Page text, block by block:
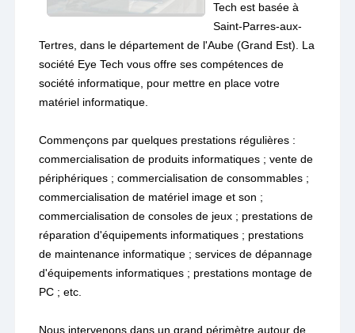
Tech est basée à
Saint-Parres-aux-
Tertres, dans le département de l'Aube (Grand Est). La
société Eye Tech vous offre ses compétences de
société informatique, pour mettre en place votre
matériel informatique.
Commençons par quelques prestations régulières :
commercialisation de produits informatiques ; vente de
périphériques ; commercialisation de consommables ;
commercialisation de matériel image et son ;
commercialisation de consoles de jeux ; prestations de
réparation d'équipements informatiques ; prestations
de maintenance informatique ; services de dépannage
d'équipements informatiques ; prestations montage de
PC ; etc.
Nous intervenons dans un grand périmètre autour de